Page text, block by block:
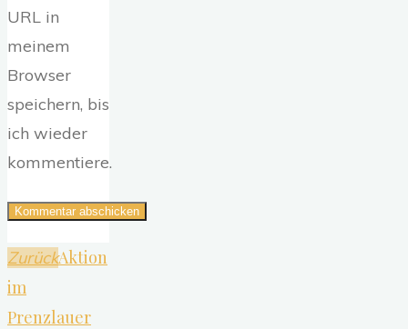
URL in
meinem
Browser
speichern, bis
ich wieder
kommentiere.
ZurückAktion
im
Prenzlauer